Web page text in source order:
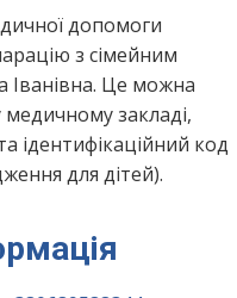
допомоги
з сімейним
Іванівна. Це можна
закладі,
ідентифікаційний код
для дітей).